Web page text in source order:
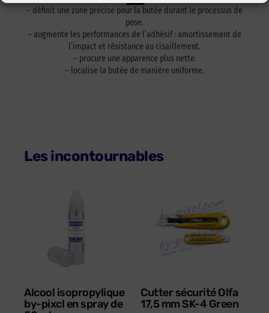
– définit une zone précise pour la butée durant le processus de
pose.
– augmente les performances de l’adhésif : amortissement de
l’impact et résistance au cisaillement.
– procure une apparence plus nette.
– localise la butée de manière uniforme.
Les incontournables
Alcool isopropylique
by-pixcl en spray de
Cutter sécurité Olfa
17,5 mm SK-4 Green